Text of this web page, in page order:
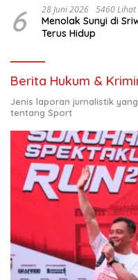
6 28 Juni 2026 5460 Lihat
Menolak Sunyi di
Terus Hidup
Berita Hukum &
Jenis laporan jurnalistik
tentang Sport